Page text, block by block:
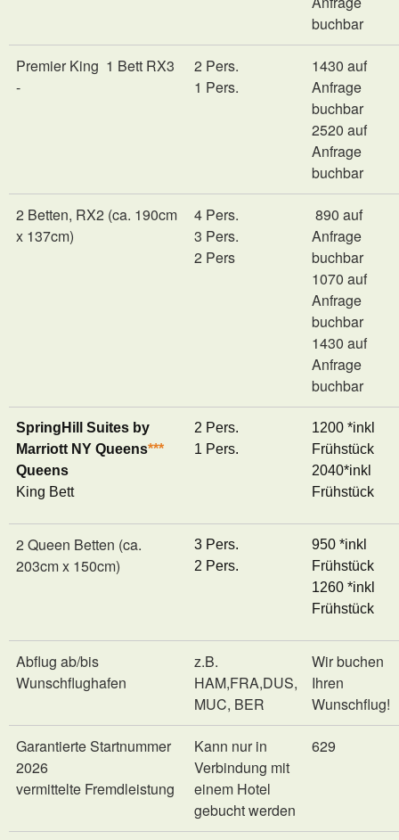
buchbar
Premier King 1 Bett RX3
-
2 Pers.
1 Pers.
1430 auf
Anfrage
buchbar
2520 auf
Anfrage
buchbar
2 Betten, RX2 (ca. 190cm
x 137cm)
4 Pers.
3 Pers.
2 Pers
890 auf
Anfrage
buchbar
1070 auf
Anfrage
buchbar
1430 auf
Anfrage
buchbar
SpringHill Suites by
Marriott NY Queens***
Queens
King Bett
2 Pers.
1 Pers.
1200 *inkl
Frühstück
2040*inkl
Frühstück
2 Queen Betten (ca.
203cm x 150cm)
3 Pers.
2 Pers.
950 *inkl
Frühstück
1260 *inkl
Frühstück
Abflug ab/bis
Wunschflughafen
z.B.
HAM,FRA,DUS,
MUC, BER
Wir buchen
Ihren
Wunschflug!
Garantierte Startnummer
2026
vermittelte Fremdleistung
Kann nur in
Verbindung mit
einem Hotel
gebucht werden
629